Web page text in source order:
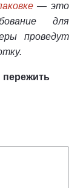
— это
для
проведут
пережить